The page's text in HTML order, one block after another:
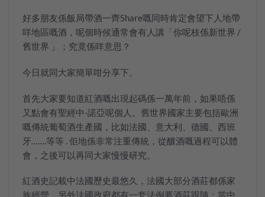
好多朋友係飯局帶酒一齊Share嘅同時肯定會望下人地帶
咩地區嘅酒，呢個時候通常會有人講「你呢枝係新世界 /
舊世界 」；究竟係咩意思？
今日就同大家簡單咁分享下。
首先大家要知道紅酒嘅出現起碼係一萬年前，如果唔係
又點會有聖經中-諾亞呢個人。舊世界國家主要包括歐洲
嘅傳統葡萄酒生產國，比如法國、意大利、德國、西班
牙…….等等 . 佢地係非常注重傳統，從釀酒嘅過程可以體
會，之後可以再同大家慢慢研究。
紅酒史記載中法國歷史最悠久，法國大部分酒莊都係家
族經營，另外法國政府都有一套法例要酒莊跟隨：當中